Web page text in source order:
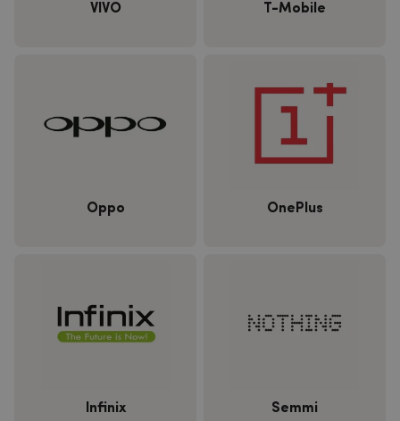
VIVO T-Mobile
Oppo OnePlus
Infinix Semmi